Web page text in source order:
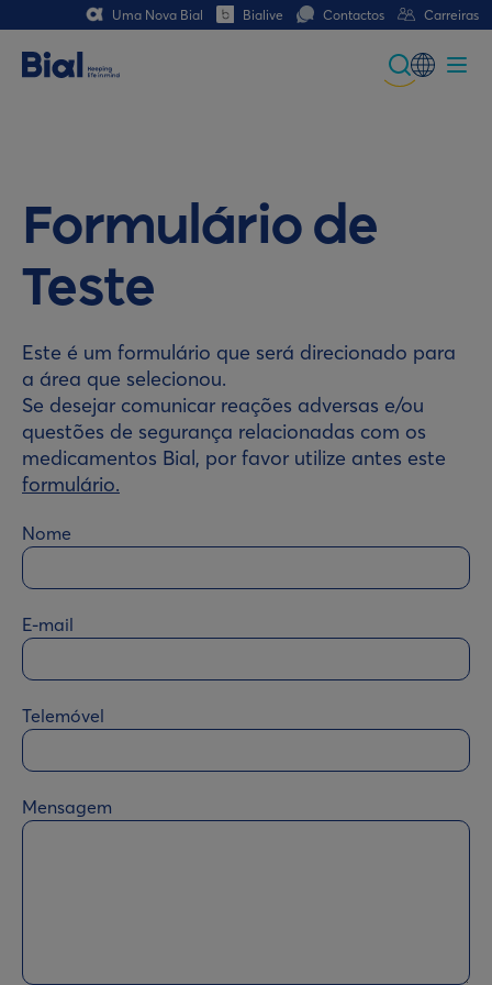
Uma Nova Bial Bialive Contactos Carreiras
Italian
Formulário de
Teste
Este é um formulário que será direcionado para
a área que selecionou.
Se desejar comunicar reações adversas e/ou
questões de segurança relacionadas com os
medicamentos Bial, por favor utilize antes este
formulário.
Nome
E-mail
Telemóvel
Mensagem